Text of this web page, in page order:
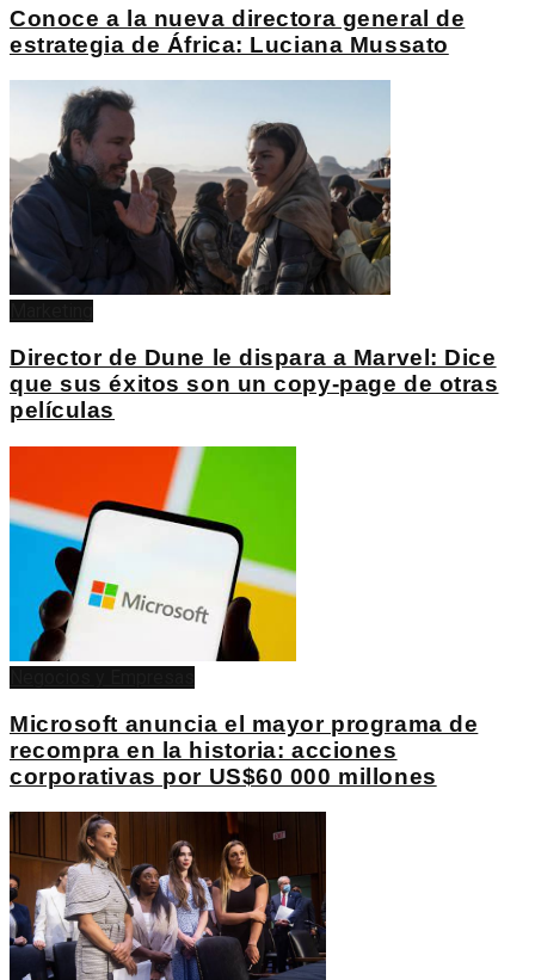
Conoce a la nueva directora general de
estrategia de África: Luciana Mussato
Director de Dune le dispara a Marvel: Dice
que sus éxitos son un copy-page de otras
películas
Microsoft anuncia el mayor programa de
recompra en la historia: acciones
corporativas por US$60 000 millones